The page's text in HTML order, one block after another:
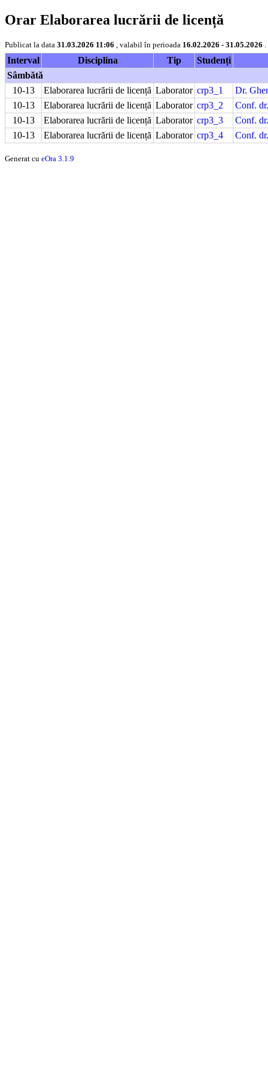
Orar Elaborarea lucrării de licență
Publicat la data 31.03.2026 11:06 , valabil în perioada 16.02.2026 - 31.05.2026
Interval Disciplina Tip
Studenți
Sâmbătă
10-13
Elaborarea lucrării de licență Laborator crp3_1
Dr.
10-13
Elaborarea lucrării de licență Laborator crp3_2
Conf.
10-13
Elaborarea lucrării de licență Laborator crp3_3
Conf.
10-13
Elaborarea lucrării de licență Laborator crp3_4 Conf.
Generat cu eOra 3.1.9